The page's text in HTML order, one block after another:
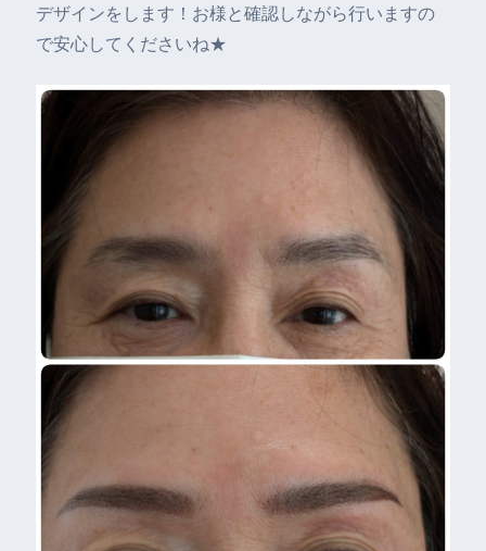
デザインをします！お様と確認しながら行いますの
で安心してくださいね★